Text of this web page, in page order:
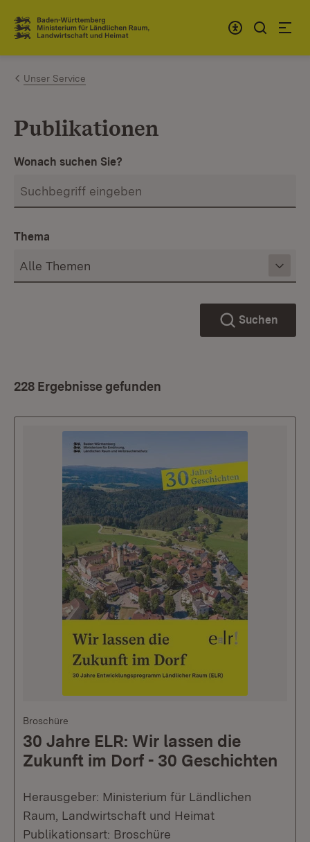
Zum Inhalt springen
Link zur Startseite
Unser Service
Publikationen
Wonach suchen Sie?
Thema
Suchen
228 Ergebnisse gefunden
Broschüre
30 Jahre ELR: Wir lassen die
Zukunft im Dorf - 30 Geschichten
Herausgeber: Ministerium für Ländlichen
Raum, Landwirtschaft und Heimat
Publikationsart: Broschüre